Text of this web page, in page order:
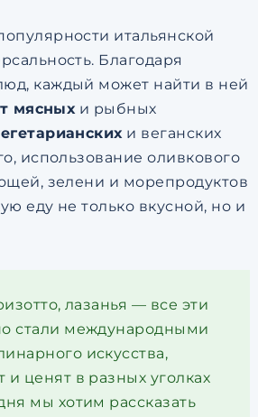
итальянской
Благодаря
каждый может найти в ней
мясныхи рыбных
и веганских
использование оливкового
зелени и морепродуктов
еду не только вкусной, но и
лазанья — все эти
стали международными
искусства,
и ценят в разных уголках
мы хотим рассказать